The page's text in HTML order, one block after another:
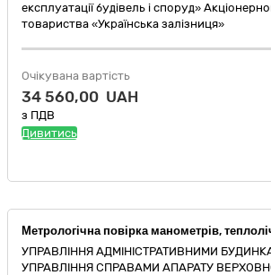
експлуатації будівель і споруд»
товариства «Українська залізниця»
Очікувана вартість
34 560,00 UAH
з ПДВ
Дивитись
УПРАВЛІННЯ АДМІНІСТРАТИВНИМИ
УПРАВЛІННЯ СПРАВАМИ АПАРАТУ